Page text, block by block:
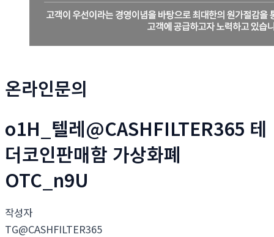
온라인문의
o1H_텔레@CASHFILTER365 테
더코인판매함 가상화폐
OTC_n9U
작성자
TG@CASHFILTER365